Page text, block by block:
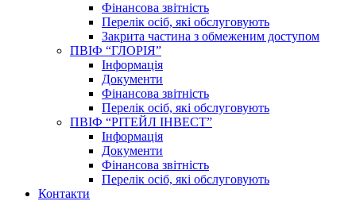
Фінансова звітність
Перелік осіб, які обслуговують
Закрита частина з обмеженим доступом
ПВІФ “ГЛОРІЯ”
Інформація
Документи
Фінансова звітність
Перелік осіб, які обслуговують
ПВІФ “РІТЕЙЛ ІНВЕСТ”
Інформація
Документи
Фінансова звітність
Перелік осіб, які обслуговують
Контакти